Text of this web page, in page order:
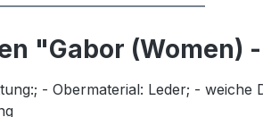
"Gabor (Women)
- Obermaterial: Leder; -